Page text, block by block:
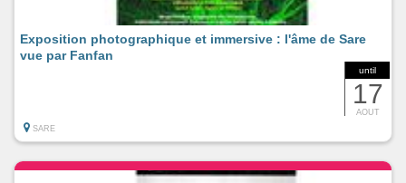
until
17
AOUT
Exposition photographique et immersive : l'âme de Sare
vue par Fanfan
SARE